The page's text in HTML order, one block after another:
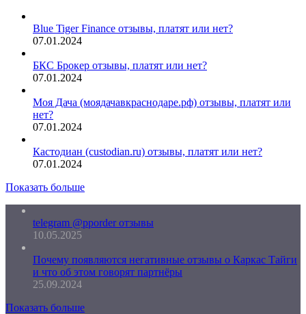
Blue Tiger Finance отзывы, платят или нет?
07.01.2024
БКС Брокер отзывы, платят или нет?
07.01.2024
Моя Дача (моядачавкраснодаре.рф) отзывы, платят или
нет?
07.01.2024
Кастодиан (custodian.ru) отзывы, платят или нет?
07.01.2024
Показать больше
telegram @pporder отзывы
10.05.2025
Почему появляются негативные отзывы о Каркас Тайги
и что об этом говорят партнёры
25.09.2024
Показать больше